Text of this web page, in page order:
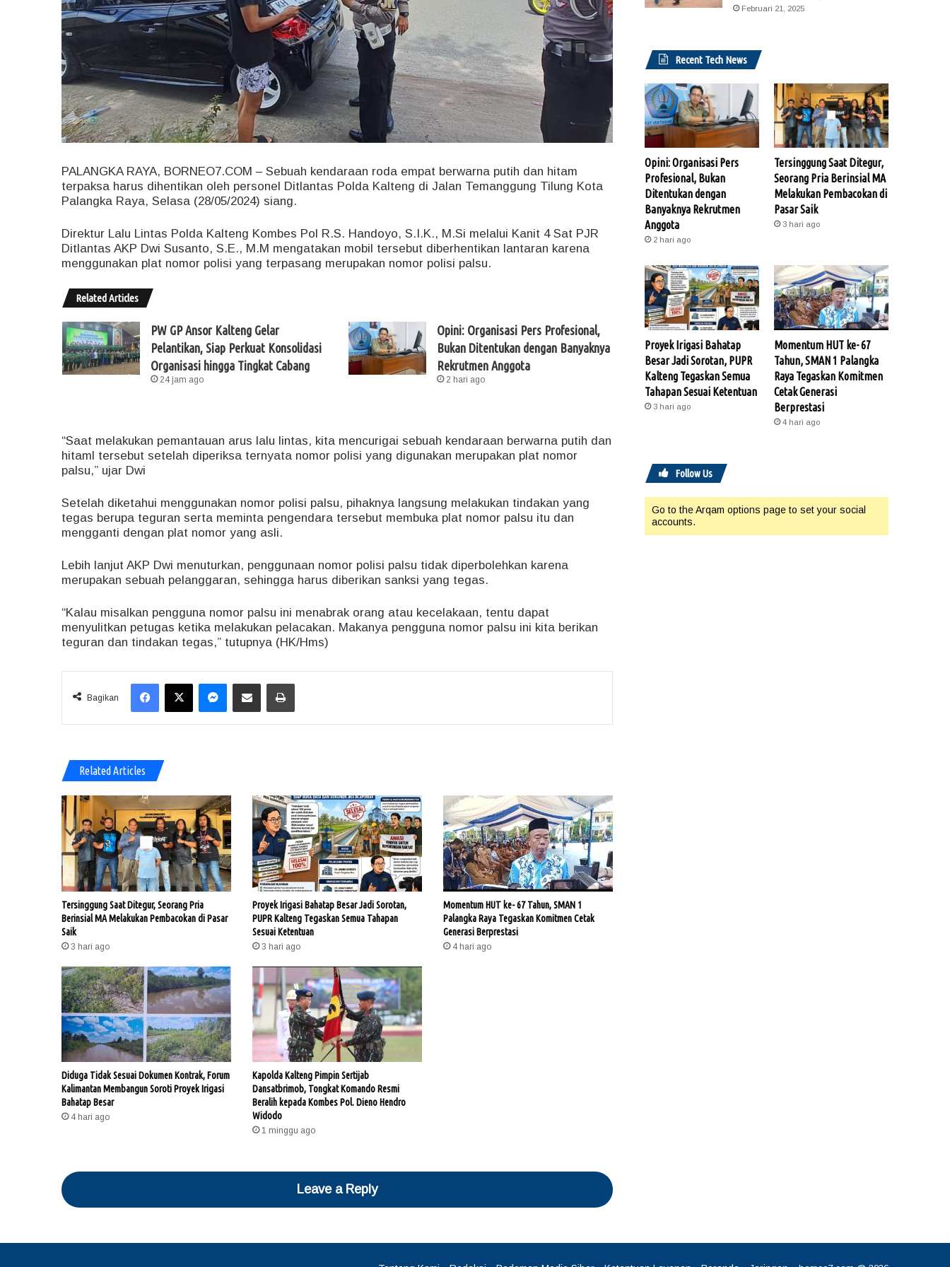
PALANGKA RAYA, BORNEO7.COM – Sebuah kendaraan roda empat berwarna putih dan hitam
terpaksa harus dihentikan oleh personel Ditlantas Polda Kalteng di Jalan Temanggung Tilung Kota
Palangka Raya, Selasa (28/05/2024) siang.
Direktur Lalu Lintas Polda Kalteng Kombes Pol R.S. Handoyo, S.I.K., M.Si melalui Kanit 4 Sat PJR
Ditlantas AKP Dwi Susanto, S.E., M.M mengatakan mobil tersebut diberhentikan lantaran karena
menggunakan plat nomor polisi yang terpasang merupakan nomor polisi palsu.
Related Articles
PW GP Ansor Kalteng Gelar
Pelantikan, Siap Perkuat Konsolidasi
Organisasi hingga Tingkat Cabang
24 jam ago
Opini: Organisasi Pers Profesional,
Bukan Ditentukan dengan Banyaknya
Rekrutmen Anggota
2 hari ago
“Saat melakukan pemantauan arus lalu lintas, kita mencurigai sebuah kendaraan berwarna putih dan
hitaml tersebut setelah diperiksa ternyata nomor polisi yang digunakan merupakan plat nomor
palsu,” ujar Dwi
Setelah diketahui menggunakan nomor polisi palsu, pihaknya langsung melakukan tindakan yang
tegas berupa teguran serta meminta pengendara tersebut membuka plat nomor palsu itu dan
mengganti dengan plat nomor yang asli.
Lebih lanjut AKP Dwi menuturkan, penggunaan nomor polisi palsu tidak diperbolehkan karena
merupakan sebuah pelanggaran, sehingga harus diberikan sanksi yang tegas.
“Kalau misalkan pengguna nomor palsu ini menabrak orang atau kecelakaan, tentu dapat
menyulitkan petugas ketika melakukan pelacakan. Makanya pengguna nomor palsu ini kita berikan
teguran dan tindakan tegas,” tutupnya (HK/Hms)
Bagikan
X
Related Articles
Tersinggung Saat Ditegur, Seorang Pria
Berinsial MA Melakukan Pembacokan di Pasar
Saik
3 hari ago
Proyek Irigasi Bahatap Besar Jadi Sorotan,
PUPR Kalteng Tegaskan Semua Tahapan
Sesuai Ketentuan
3 hari ago
Momentum HUT ke- 67 Tahun, SMAN 1
Palangka Raya Tegaskan Komitmen Cetak
Generasi Berprestasi
4 hari ago
Diduga Tidak Sesuai Dokumen Kontrak, Forum
Kalimantan Membangun Soroti Proyek Irigasi
Bahatap Besar
4 hari ago
Kapolda Kalteng Pimpin Sertijab
Dansatbrimob, Tongkat Komando Resmi
Beralih kepada Kombes Pol. Dieno Hendro
Widodo
1 minggu ago
Leave a Reply
Februari 21, 2025
Recent Tech News
Opini: Organisasi Pers
Profesional, Bukan
Ditentukan dengan
Banyaknya Rekrutmen
Anggota
2 hari ago
Tersinggung Saat Ditegur,
Seorang Pria Berinsial MA
Melakukan Pembacokan di
Pasar Saik
3 hari ago
Proyek Irigasi Bahatap
Besar Jadi Sorotan, PUPR
Kalteng Tegaskan Semua
Tahapan Sesuai Ketentuan
3 hari ago
Momentum HUT ke- 67
Tahun, SMAN 1 Palangka
Raya Tegaskan Komitmen
Cetak Generasi
Berprestasi
4 hari ago
Follow Us
Go to the Arqam options page to set your social
accounts.